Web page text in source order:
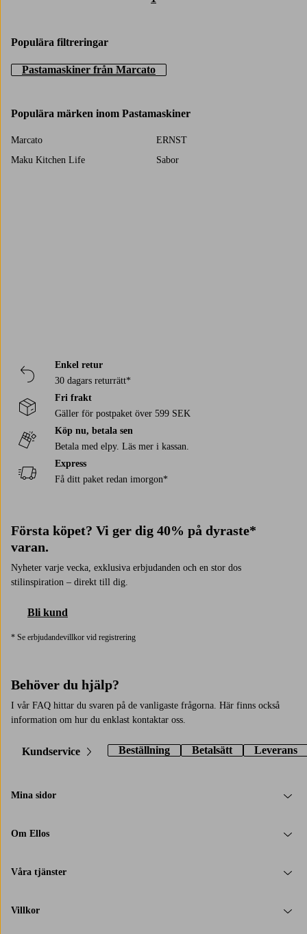
Populära filtreringar
Pastamaskiner från Marcato
Populära märken inom Pastamaskiner
Marcato
ERNST
Maku Kitchen Life
Sabor
Enkel retur
30 dagars returrätt*
Fri frakt
Gäller för postpaket över 599 SEK
Köp nu, betala sen
Betala med elpy. Läs mer i kassan.
Express
Få ditt paket redan imorgon*
Första köpet? Vi ger dig 40% på dyraste*
varan.
Nyheter varje vecka, exklusiva erbjudanden och en stor dos
stilinspiration – direkt till dig.
Bli kund
* Se erbjudandevillkor vid registrering
Behöver du hjälp?
I vår FAQ hittar du svaren på de vanligaste frågorna. Här finns också
information om hur du enklast kontaktar oss.
Kundservice Beställning Betalsätt Leverans
Mina sidor
Om Ellos
Våra tjänster
Villkor